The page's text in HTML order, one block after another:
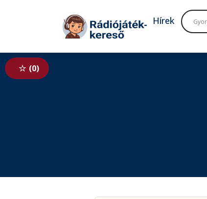
Tovább a tartalomhoz
Hírek
0